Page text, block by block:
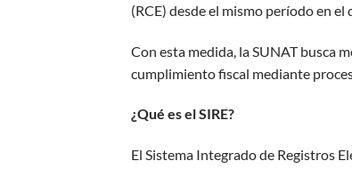
(RCE) desde el mismo período en
Con esta medida, la SUNAT busca
cumplimiento fiscal mediante
¿Qué es el SIRE?
El Sistema Integrado de Registros